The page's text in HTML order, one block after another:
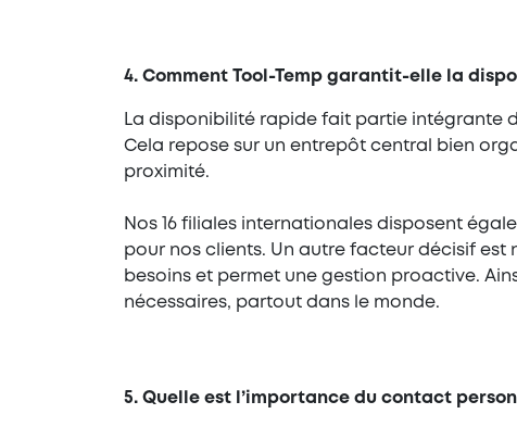
4. Comment Tool-Temp garantit-elle la
La disponibilité rapide fait partie intégrante
Cela repose sur un entrepôt central bien
proximité.
Nos 16 filiales internationales disposent
pour nos clients. Un autre facteur décisif est
besoins et permet une gestion proactive.
nécessaires, partout dans le monde.
5. Quelle est l’importance du contact